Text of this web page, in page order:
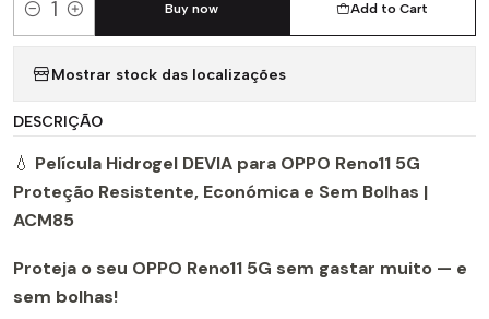
Quantity
Add to Cart
Buy now
Mostrar stock das localizações
DESCRIÇÃO
💧 Película Hidrogel DEVIA para OPPO Reno11 5G
Proteção Resistente, Económica e Sem Bolhas |
ACM85
Proteja o seu OPPO Reno11 5G sem gastar muito — e
sem bolhas!